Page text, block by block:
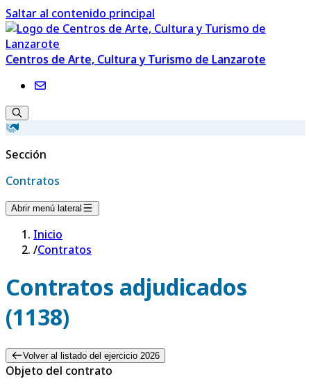
Saltar al contenido principal
Centros de Arte, Cultura y Turismo de Lanzarote
Sección
Contratos
Abrir menú lateral
Inicio
/Contratos
Contratos adjudicados
(1138)
Volver al listado del ejercicio 2026
Objeto del contrato